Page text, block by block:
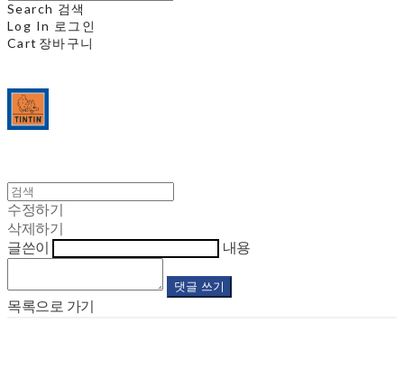
Search 검색
Log In 로그인
Cart 장바구니
수정하기
삭제하기
글쓴이
내용
댓글 쓰기
목록으로 가기